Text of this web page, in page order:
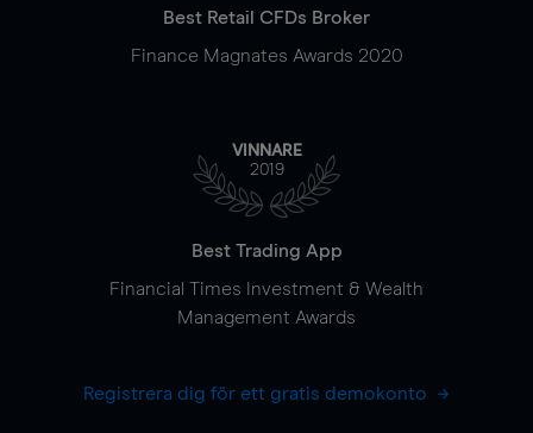
Best Retail CFDs Broker
Finance Magnates Awards 2020
VINNARE
2019
Best Trading App
Financial Times Investment & Wealth
Management Awards
Registrera dig för ett gratis demokonto